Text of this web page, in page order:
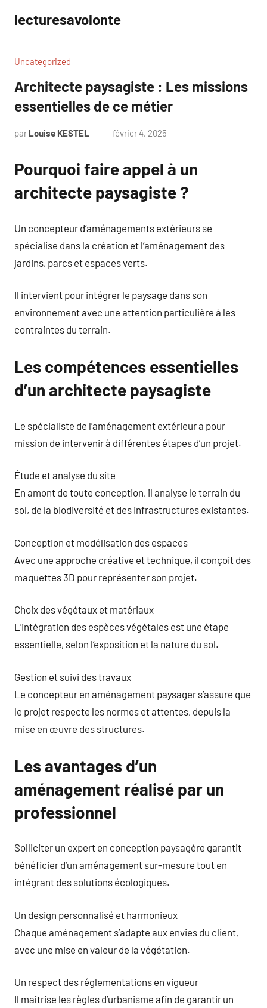
contenu
lecturesavolonte
Uncategorized
Architecte paysagiste : Les missions
essentielles de ce métier
par Louise KESTEL février 4, 2025
Pourquoi faire appel à un
architecte paysagiste ?
Un concepteur d’aménagements extérieurs se
spécialise dans la création et l’aménagement des
jardins, parcs et espaces verts.
Il intervient pour intégrer le paysage dans son
environnement avec une attention particulière à les
contraintes du terrain.
Les compétences essentielles
d’un architecte paysagiste
Le spécialiste de l’aménagement extérieur a pour
mission de intervenir à différentes étapes d’un projet.
Étude et analyse du site
En amont de toute conception, il analyse le terrain du
sol, de la biodiversité et des infrastructures existantes.
Conception et modélisation des espaces
Avec une approche créative et technique, il conçoit des
maquettes 3D pour représenter son projet.
Choix des végétaux et matériaux
L’intégration des espèces végétales est une étape
essentielle, selon l’exposition et la nature du sol.
Gestion et suivi des travaux
Le concepteur en aménagement paysager s’assure que
le projet respecte les normes et attentes, depuis la
mise en œuvre des structures.
Les avantages d’un
aménagement réalisé par un
professionnel
Solliciter un expert en conception paysagère garantit
bénéficier d’un aménagement sur-mesure tout en
intégrant des solutions écologiques.
Un design personnalisé et harmonieux
Chaque aménagement s’adapte aux envies du client,
avec une mise en valeur de la végétation.
Un respect des réglementations en vigueur
Il maîtrise les règles d’urbanisme afin de garantir un